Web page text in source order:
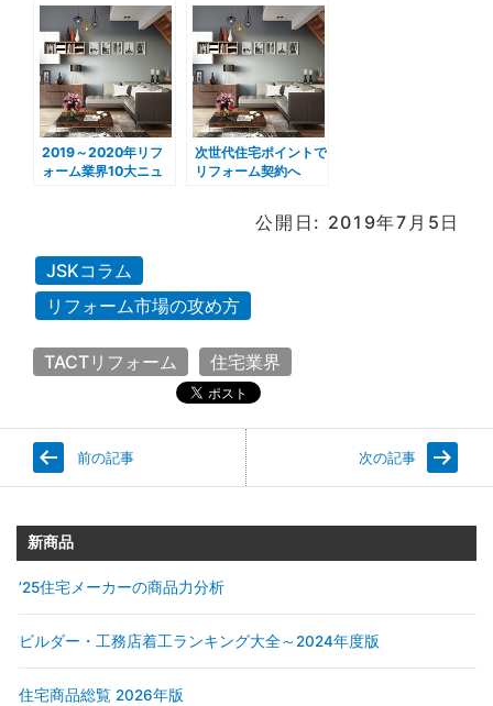
2019～2020年リフ
ォーム業界10大ニュ
次世代住宅ポイントで
リフォーム契約へ
公開日: 2019年7月5日
JSKコラム
リフォーム市場の攻め方
TACTリフォーム 住宅業界
前の記事 次の記事
新商品
’25住宅メーカーの商品力分析
ビルダー・工務店着工ランキング大全～2024年度版
住宅商品総覧 2026年版